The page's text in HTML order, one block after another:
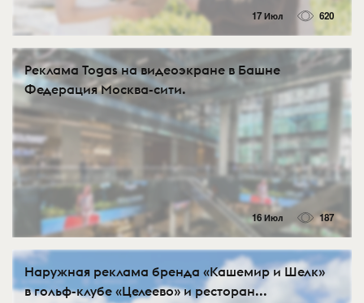
17 Июл 620
Реклама Togas на видеоэкране в Башне
Федерация Москва-сити.
16 Июл 187
Наружная реклама бренда «Кашемир и Шелк»
в гольф-клубе «Целеево» и ресторан...